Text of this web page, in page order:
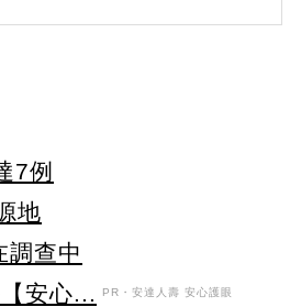
7例
地
調查中
安心...
PR・安達人壽 安心護眼